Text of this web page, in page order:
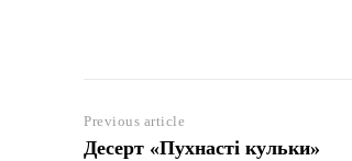
Previous article
Десерт «Пухнасті кульки»